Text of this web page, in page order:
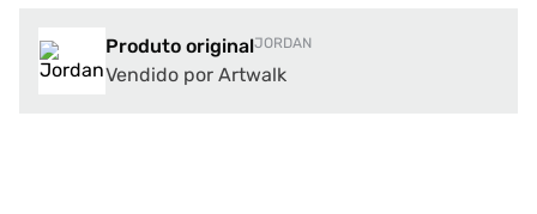
Produto originalJORDAN
Vendido por Artwalk